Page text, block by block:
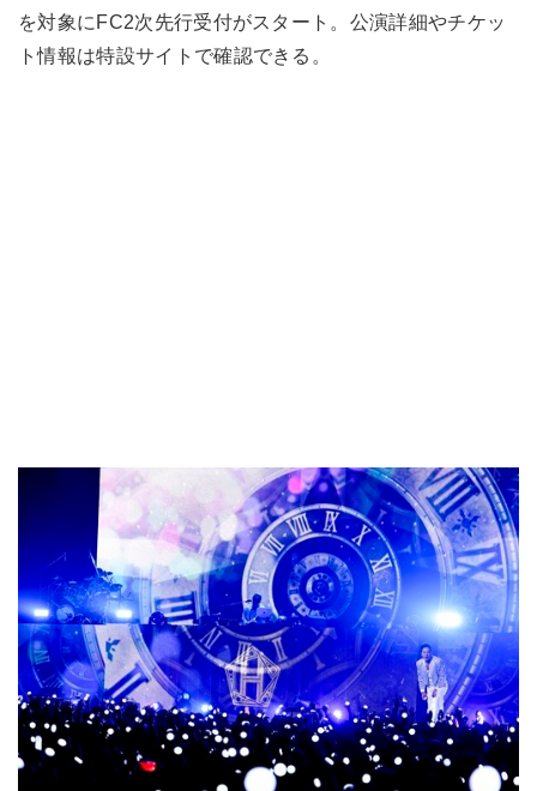
を対象にFC2次先行受付がスタート。公演詳細やチケッ
ト情報は特設サイトで確認できる。